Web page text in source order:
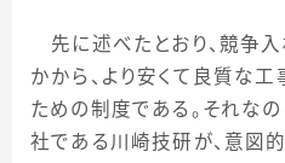
先に述べたとおり、競争
かから、より安くて良質な
ための制度である。それな
社である川崎技研が、意図